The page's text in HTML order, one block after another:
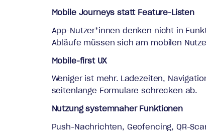
Mobile Journeys statt Feature-Listen
App-Nutzer*innen denken nicht in
Abläufe müssen sich am mobilen
Mobile-first UX
Weniger ist mehr. Ladezeiten,
seitenlange Formulare schrecken ab.
Nutzung systemnaher Funktionen
Push-Nachrichten, Geofencing, QR-